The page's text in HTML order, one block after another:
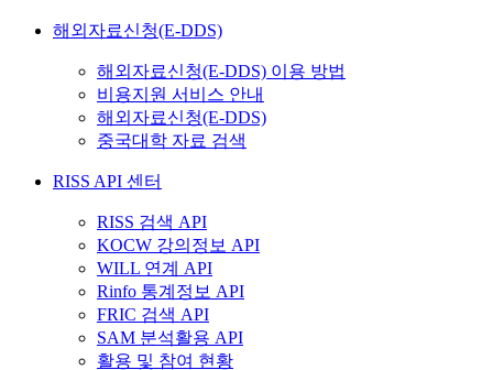
해외자료신청(E-DDS)
해외자료신청(E-DDS) 이용 방법
비용지원 서비스 안내
해외자료신청(E-DDS)
중국대학 자료 검색
RISS API 센터
RISS 검색 API
KOCW 강의정보 API
WILL 연계 API
Rinfo 통계정보 API
FRIC 검색 API
SAM 분석활용 API
활용 및 참여 현황